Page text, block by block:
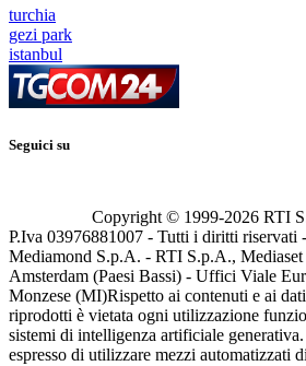
turchia
gezi park
istanbul
Seguici su
Copyright © 1999-2026 RTI
P.Iva 03976881007 - Tutti i diritti riservati
Mediamond S.p.A. - RTI S.p.A., Mediaset
Amsterdam (Paesi Bassi) - Uffici Viale
Monzese (MI)Rispetto ai contenuti e ai
riprodotti è vietata ogni utilizzazione
sistemi di intelligenza artificiale
espresso di utilizzare mezzi automatizzati